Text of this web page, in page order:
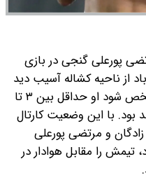
پورعلی گنجی در بازی
از ناحیه کشاله آسیب دید
تا پس از معاینات کادرپزشکی مشخص شود او حداقل بین ۳ تا
با این وضعیت کارتال
و مرتضی پورعلی
تیمش را مقابل هوادار در